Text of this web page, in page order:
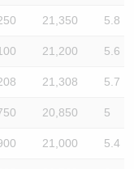
21,350 5.8
21,200 5.6
21,308 5.7
20,850 5
21,000 5.4